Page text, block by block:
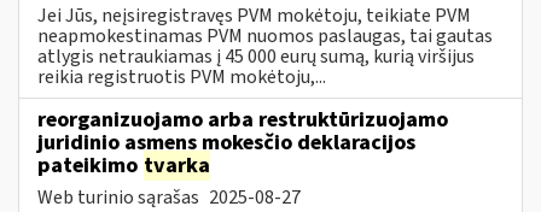
Jei Jūs, neįsiregistravęs PVM mokėtoju, teikiate PVM
neapmokestinamas PVM nuomos paslaugas, tai gautas
atlygis netraukiamas į 45 000 eurų sumą, kurią viršijus
reikia registruotis PVM mokėtoju,...
reorganizuojamo arba restruktūrizuojamo
juridinio asmens mokesčio deklaracijos
pateikimo tvarka
Web turinio sąrašas 2025-08-27